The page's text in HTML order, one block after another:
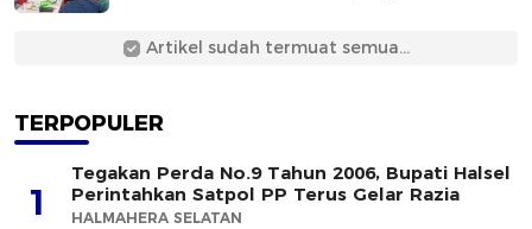
Artikel sudah termuat semua...
TERPOPULER
1
Tegakan Perda No.9 Tahun 2006, Bupati Halsel
Perintahkan Satpol PP Terus Gelar Razia
HALMAHERA SELATAN